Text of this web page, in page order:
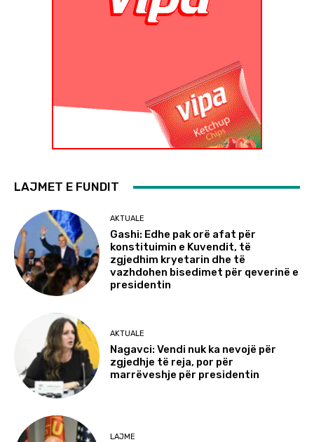
LAJMET E FUNDIT
AKTUALE
Gashi: Edhe pak orë afat për
konstituimin e Kuvendit, të
zgjedhim kryetarin dhe të
vazhdohen bisedimet për qeverinë e
presidentin
AKTUALE
Nagavci: Vendi nuk ka nevojë për
zgjedhje të reja, por për
marrëveshje për presidentin
LAJME